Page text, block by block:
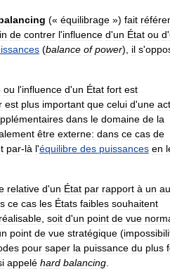
(« équilibrage ») fait
de contrer l'influence d'un État ou d'
(balance of power), il s'
ou l'influence d'un État fort est
est plus important que celui d'une
dans le domaine de la
être externe: dans ce cas de
par-là l'équilibre des puissances en
relative d'un État par rapport à un
ce cas les États faibles souhaitent
soit d'un point de vue
point de vue stratégique (
pour saper la puissance du plus
appelé hard balancing